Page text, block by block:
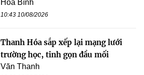
Hòa Bình
10:43 10/08/2026
Thanh Hóa sắp xếp lại mạng lưới
trường học, tinh gọn đầu mối
Văn Thanh